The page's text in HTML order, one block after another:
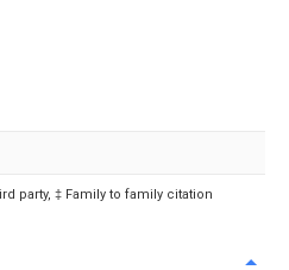
party, ‡ Family to family citation